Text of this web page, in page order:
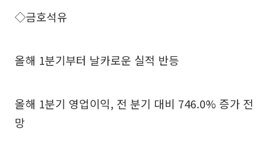
◇금호석유
올해 1분기부터 날카로운 실적 반등
올해 1분기 영업이익, 전 분기 대비 746.0% 증가 전
망